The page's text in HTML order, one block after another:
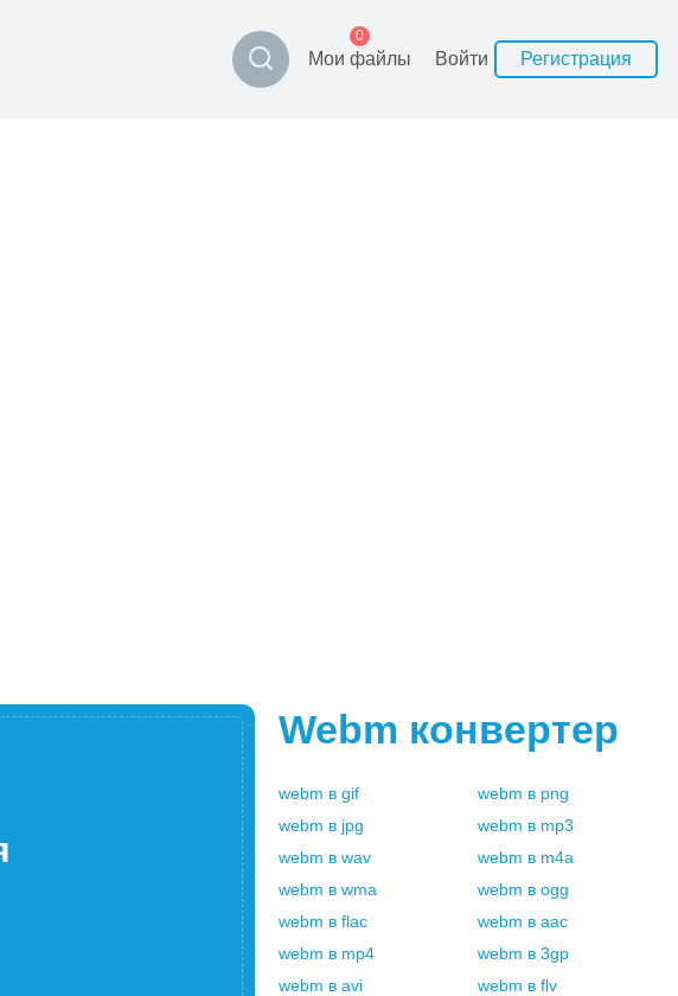
Мои файлы
0
Войти Регистрация
Webm конвертер
webm в gif webm в png
webm в jpg webm в mp3
webm в wav webm в m4a
webm в wma webm в ogg
webm в flac webm в aac
webm в mp4 webm в 3gp
webm в avi webm в flv